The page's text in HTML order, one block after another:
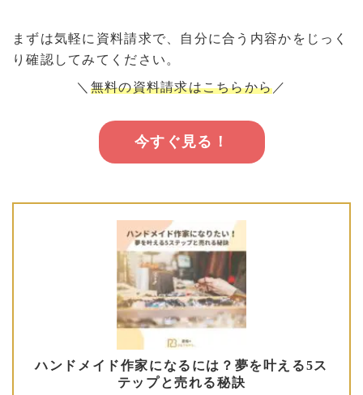
まずは気軽に資料請求で、自分に合う内容かをじっく
り確認してみてください。
＼ 無料の資料請求はこちらから ／
今すぐ見る！